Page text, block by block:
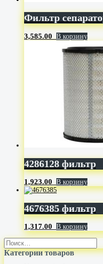
Фильтр
3,585.00 В корзину
4286128 фильтр
1,923.00 В корзину
4676385 фильтр
1,317.00 В корзину
Категории товаров